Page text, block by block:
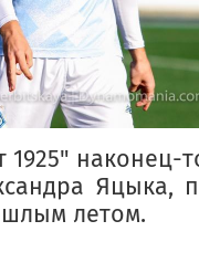
наконец-
Яцыка,
летом.